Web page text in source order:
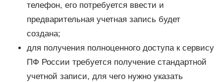
телефон, его потребуется ввести и
предварительная учетная запись будет
создана;
для получения полноценного доступа к сервису
ПФ России требуется получение стандартной
учетной записи, для чего нужно указать